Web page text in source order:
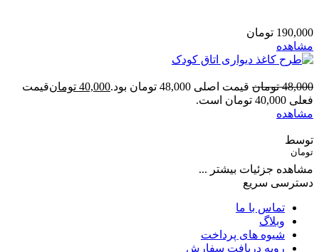
190,000 تومان
مشاهده
48,000 تومان قیمت اصلی 48,000 تومان بود. 40,000 تومانقیمت
فعلی 40,000 تومان است.
مشاهده
توسط
تومان
مشاهده جزئیات بیشتر ...
دسترسی سریع
تماس با ما
وبلاگ
شیوه های پرداخت
رویه دریافت سفارش